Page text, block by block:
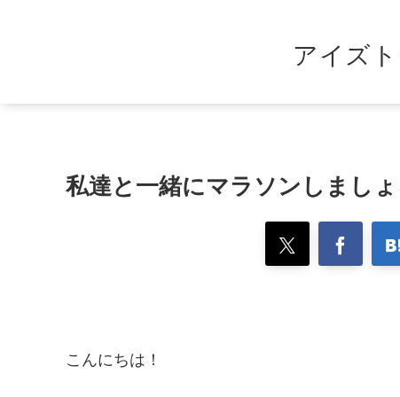
アイズ
私達と一緒にマラソンしましょ
こんにちは！